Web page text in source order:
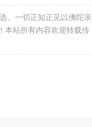
。一切正知正见以佛陀亲
本站所有内容欢迎转载传